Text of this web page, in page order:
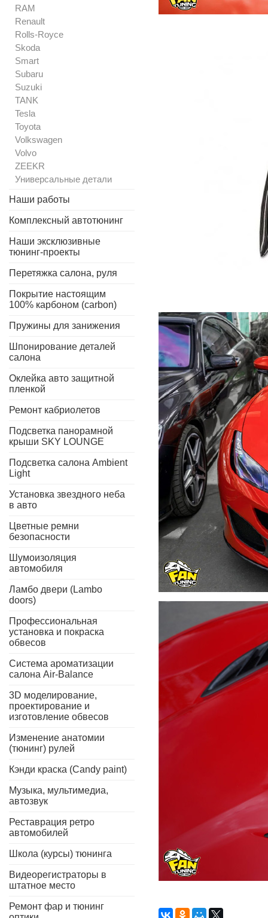
RAM
Renault
Rolls-Royce
Skoda
Smart
Subaru
Suzuki
TANK
Tesla
Toyota
Volkswagen
Volvo
ZEEKR
Универсальные детали
Наши работы
Комплексный автотюнинг
Наши эксклюзивные
тюнинг-проекты
Перетяжка салона, руля
Покрытие настоящим
100% карбоном (carbon)
Пружины для занижения
Шпонирование деталей
салона
Оклейка авто защитной
пленкой
Ремонт кабриолетов
Подсветка панорамной
крыши SKY LOUNGE
Подсветка салона Ambient
Light
Установка звездного неба
в авто
Цветные ремни
безопасности
Шумоизоляция
автомобиля
Ламбо двери (Lambo
doors)
Профессиональная
установка и покраска
обвесов
Система ароматизации
салона Air-Balance
3D моделирование,
проектирование и
изготовление обвесов
Изменение анатомии
(тюнинг) рулей
Кэнди краска (Candy paint)
Музыка, мультимедиа,
автозвук
Реставрация ретро
автомобилей
Школа (курсы) тюнинга
Видеорегистраторы в
штатное место
Ремонт фар и тюнинг